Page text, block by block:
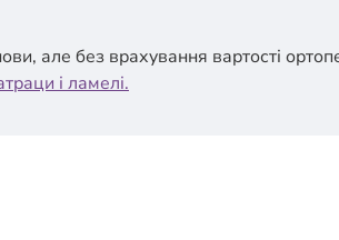
але без врахування вартості
і ламелі.